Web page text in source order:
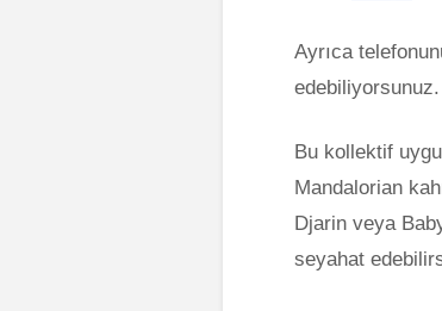
Ayrıca
edebiliyorsunuz.
Bu kollektif
Mandalorian
Djarin veya
seyahat